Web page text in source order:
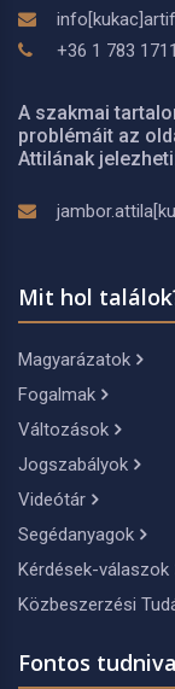
+36 1 783 1711
A szakmai
problémáit az
Attilának
Mit hol
Magyarázatok
Fogalmak
Változások
Jogszabályok
Videótár
Segédanyagok
Kérdések-válaszok
Közbeszerzési
Fontos